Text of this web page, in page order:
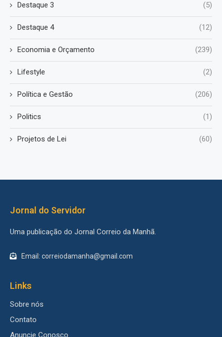
Destaque 3 (5)
Destaque 4 (12)
Economia e Orçamento (239)
Lifestyle (2)
Política e Gestão (206)
Politics (1)
Projetos de Lei (60)
Jornal do Servidor
Uma publicação do Jornal Correio da Manhã.
Email: correiodamanha@gmail.com
Links
Sobre nós
Contato
Anuncie Conosco